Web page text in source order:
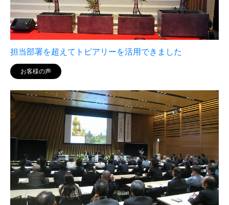
担当部署を超えてトピアリーを活用できました
お客様の声